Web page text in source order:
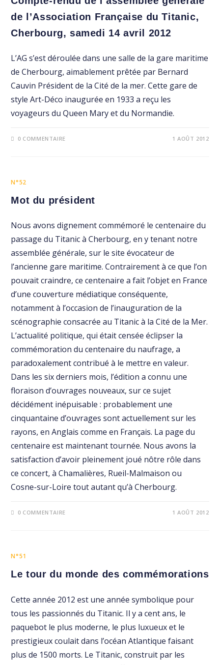
de l’Association Française du Titanic,
Cherbourg, samedi 14 avril 2012
L’AG s’est déroulée dans une salle de la gare maritime
de Cherbourg, aimablement prêtée par Bernard
Cauvin Président de la Cité de la mer. Cette gare de
style Art-Déco inaugurée en 1933 a reçu les
voyageurs du Queen Mary et du Normandie.
0 COMMENTAIRE 1 AOÛT 2012
N°52
Mot du président
Nous avons dignement commémoré le centenaire du
passage du Titanic à Cherbourg, en y tenant notre
assemblée générale, sur le site évocateur de
l’ancienne gare maritime. Contrairement à ce que l’on
pouvait craindre, ce centenaire a fait l’objet en France
d’une couverture médiatique conséquente,
notamment à l’occasion de l’inauguration de la
scénographie consacrée au Titanic à la Cité de la Mer.
L’actualité politique, qui était censée éclipser la
commémoration du centenaire du naufrage, a
paradoxalement contribué à le mettre en valeur.
Dans les six derniers mois, l’édition a connu une
floraison d’ouvrages nouveaux, sur ce sujet
décidément inépuisable : probablement une
cinquantaine d’ouvrages sont actuellement sur les
rayons, en Anglais comme en Français. La page du
centenaire est maintenant tournée. Nous avons la
satisfaction d’avoir pleinement joué nôtre rôle dans
ce concert, à Chamalières, Rueil-Malmaison ou
Cosne-sur-Loire tout autant qu’à Cherbourg.
0 COMMENTAIRE 1 AOÛT 2012
N°51
Le tour du monde des commémorations
Cette année 2012 est une année symbolique pour
tous les passionnés du Titanic. Il y a cent ans, le
paquebot le plus moderne, le plus luxueux et le
prestigieux coulait dans l’océan Atlantique faisant
plus de 1500 morts. Le Titanic, construit par les